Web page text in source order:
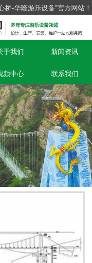
-华隆游乐设备”官方网站！
于我们 新闻资讯
频中心 联系我们